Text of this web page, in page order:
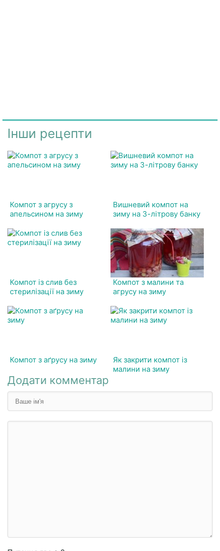
Інши рецепти
Компот з агрусу з
апельсином на зиму
Вишневий компот на
зиму на 3-літрову банку
Компот із слив без
стерилізації на зиму
Компот з малини та
агрусу на зиму
Компот з аґрусу на зиму
Як закрити компот із
малини на зиму
Додати комментар